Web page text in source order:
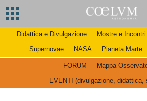
Didattica e Divulgazione Mostre e Incontri
Supernovae
NASA Pianeta Marte
FORUM
Mappa
EVENTI (divulgazione, didattica,